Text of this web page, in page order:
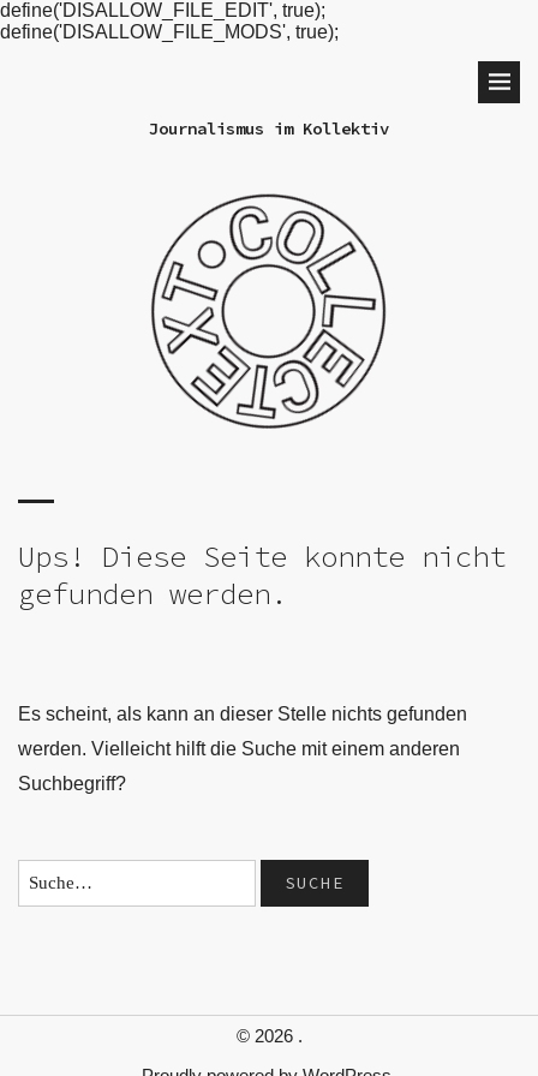
define('DISALLOW_FILE_EDIT', true);
define('DISALLOW_FILE_MODS', true);
Journalismus im Kollektiv
Ups! Diese Seite konnte nicht
gefunden werden.
Es scheint, als kann an dieser Stelle nichts gefunden
werden. Vielleicht hilft die Suche mit einem anderen
Suchbegriff?
© 2026 .